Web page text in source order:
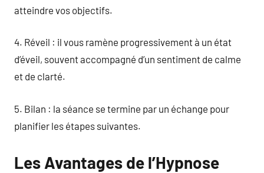
atteindre vos objectifs.
4. Réveil : il vous ramène progressivement à un état
d’éveil, souvent accompagné d’un sentiment de calme
et de clarté.
5. Bilan : la séance se termine par un échange pour
planifier les étapes suivantes.
Les Avantages de l’Hypnose